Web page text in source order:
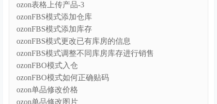
ozon表格上传产品-3
ozonFBS模式添加仓库
ozonFBS模式添加库存
ozonFBS模式更改已有库房的信息
ozonFBS模式调整不同库房库存进行销售
ozonFBO模式入仓
ozonFBO模式如何正确贴码
ozon单品修改价格
ozon单品修改图片